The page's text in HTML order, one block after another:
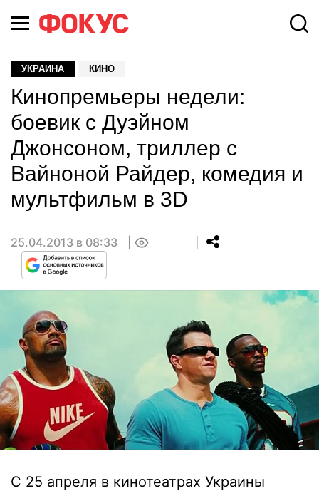
УКРАИНА КИНО
Кинопремьеры недели:
боевик с Дуэйном
Джонсоном, триллер с
Вайноной Райдер, комедия и
мультфильм в 3D
25.04.2013 в 08:33
С 25 апреля в кинотеатрах Украины